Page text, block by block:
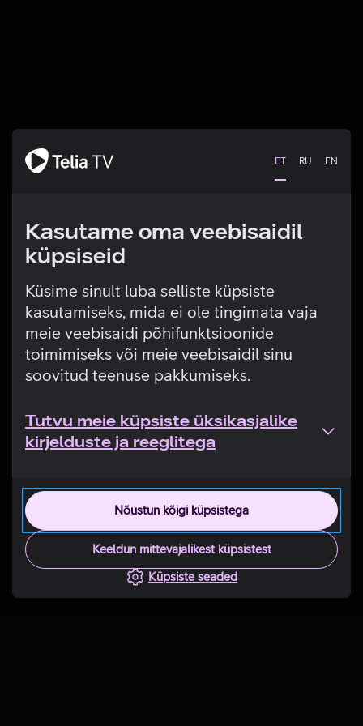
ET RU EN
Kasutame oma veebisaidil
küpsiseid
Küsime sinult luba selliste küpsiste
kasutamiseks, mida ei ole tingimata vaja
meie veebisaidi põhifunktsioonide
toimimiseks või meie veebisaidil sinu
soovitud teenuse pakkumiseks.
Tutvu meie küpsiste üksikasjalike
kirjelduste ja reeglitega
Nõustun kõigi küpsistega
Keeldun mittevajalikest küpsistest
Küpsiste seaded
Tehniline viga